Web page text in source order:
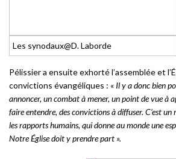
Les synodaux@D. Laborde
Pélissier a ensuite exhorté l’assemblée et
convictions évangéliques : « Il y a donc bien
annoncer, un combat à mener, un point de vue à
faire entendre, des convictions à diffuser. C’est un
les rapports humains, qui donne au monde une
Notre Église doit y prendre part ».